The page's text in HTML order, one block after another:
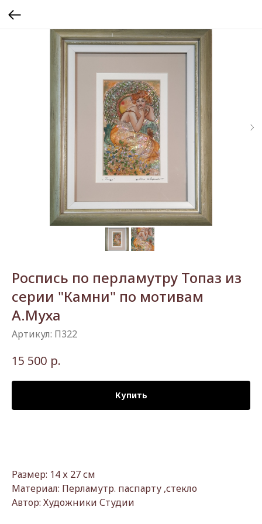
Роспись по перламутру Топаз из
серии "Камни" по мотивам
А.Муха
Артикул: П322
15 500 р.
Купить
Размер: 14 х 27 см
Материал: Перламутр. паспарту ,стекло
Автор: Художники Студии